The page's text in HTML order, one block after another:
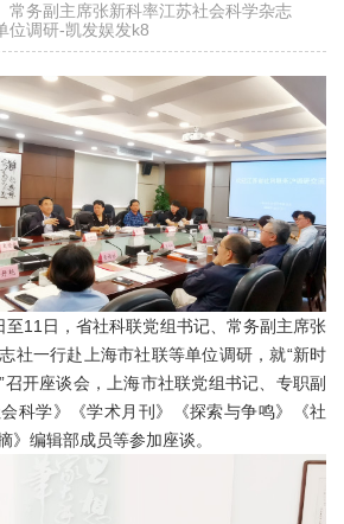
常务副主席张新科率江苏社会科学杂志
位调研-凯发娱发k8
至11日，省社科联党组书记、常务副主席张
社一行赴上海市社联等单位调研，就“新时
开座谈会，上海市社联党组书记、专职副
科学》《学术月刊》《探索与争鸣》《社
》编辑部成员等参加座谈。